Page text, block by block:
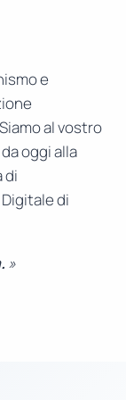
e
al vostro
oggi alla
di
di
»